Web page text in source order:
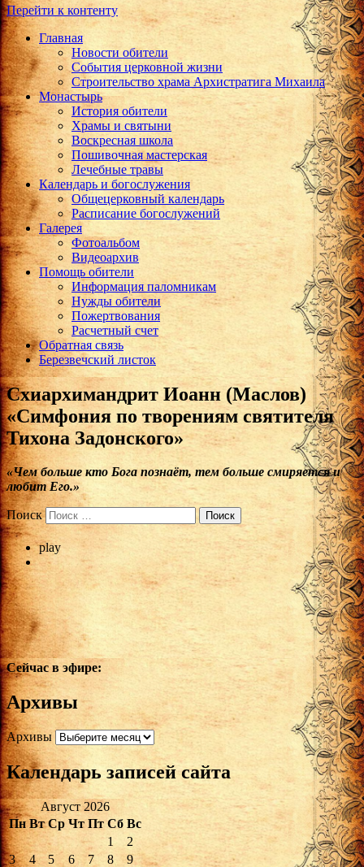
Перейти к контенту
Главная
Новости обители
События церковной жизни
Строительство храма Архистратига Михаила
Монастырь
История обители
Храмы и святыни
Воскресная школа
Пошивочная мастерская
Лечебные травы
Календарь и богослужения
Общецерковный календарь
Расписание богослужений
Галерея
Фотоальбом
Видеоархив
Помощь обители
Информация паломникам
Нужды обители
Пожертвования
Расчетный счет
Обратная связь
Березвечский листок
Cхиархимандрит Иоанн (Маслов)
«Симфония по творениям святителя
Тихона Задонского»
«Чем больше кто Бога познаёт, тем больше смиряется и
любит Его.»
Поиск
play
Сейчас в эфире:
Архивы
Архивы
Календарь записей сайта
Август 2026
Пн Вт Ср Чт Пт Сб Вс
1
2
3
4 5 6 7 8
9